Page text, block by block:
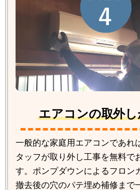
エアコンの取外
一般的な家庭用エアコンであれ
タッフが取り外し工事を無料で
す。ポンプダウンによるフロン
撤去後の穴のパテ埋め補修まで